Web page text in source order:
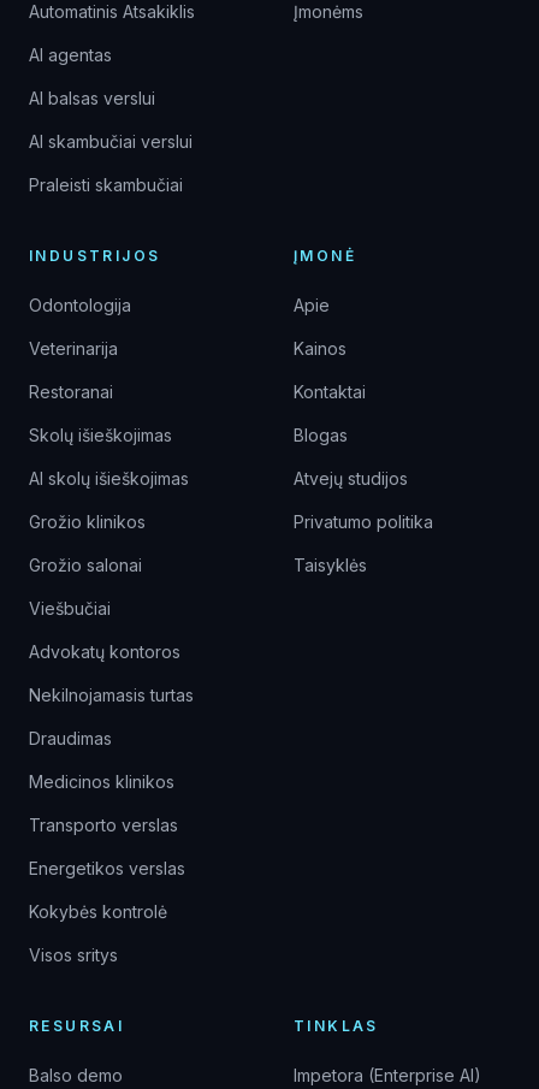
Automatinis Atsakiklis
AI agentas
AI balsas verslui
AI skambučiai verslui
Praleisti skambučiai
Įmonėms
INDUSTRIJOS
Odontologija
Veterinarija
Restoranai
Skolų išieškojimas
AI skolų išieškojimas
Grožio klinikos
Grožio salonai
Viešbučiai
Advokatų kontoros
Nekilnojamasis turtas
Draudimas
Medicinos klinikos
Transporto verslas
Energetikos verslas
Kokybės kontrolė
Visos sritys
ĮMONĖ
Apie
Kainos
Kontaktai
Blogas
Atvejų studijos
Privatumo politika
Taisyklės
RESURSAI
Balso demo
TINKLAS
Impetora (Enterprise AI)